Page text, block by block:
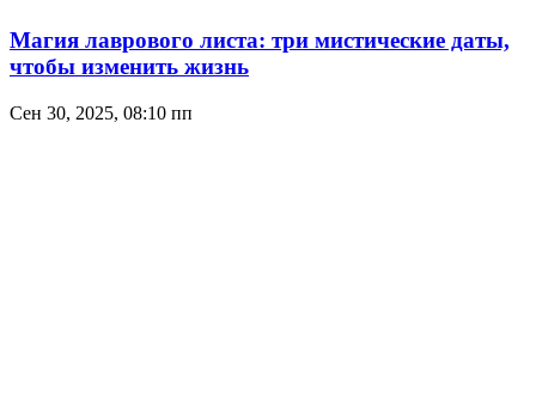
Магия лаврового листа: три мистические даты,
чтобы изменить жизнь
Сен 30, 2025, 08:10 пп